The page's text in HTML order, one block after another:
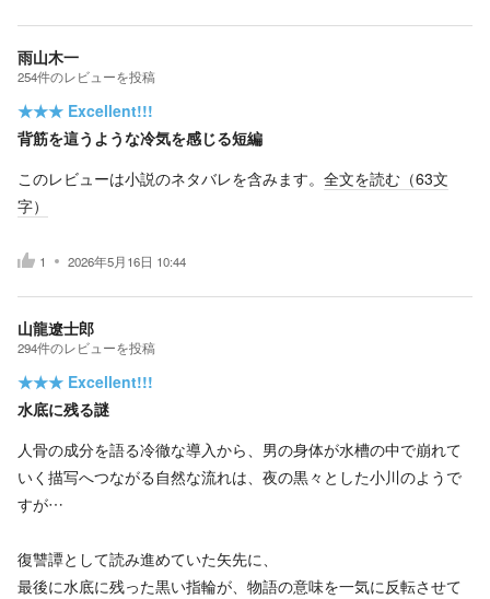
雨山木一
254件のレビューを投稿
★★★ Excellent!!!
背筋を這うような冷気を感じる短編
このレビューは小説のネタバレを含みます。 全文を読む（63文
字）
1 2026年5月16日 10:44
山龍遼士郎
294件のレビューを投稿
★★★ Excellent!!!
水底に残る謎
人骨の成分を語る冷徹な導入から、男の身体が水槽の中で崩れて
いく描写へつながる自然な流れは、夜の黒々とした小川のようで
すが…
復讐譚として読み進めていた矢先に、
最後に水底に残った黒い指輪が、物語の意味を一気に反転させて